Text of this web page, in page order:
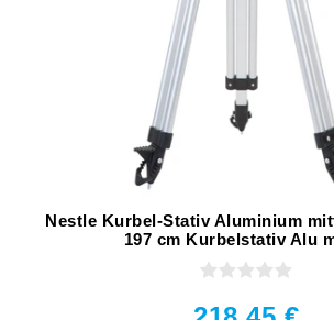
Nestle Kurbel-Stativ Aluminium
197 cm Kurbelstativ Alu